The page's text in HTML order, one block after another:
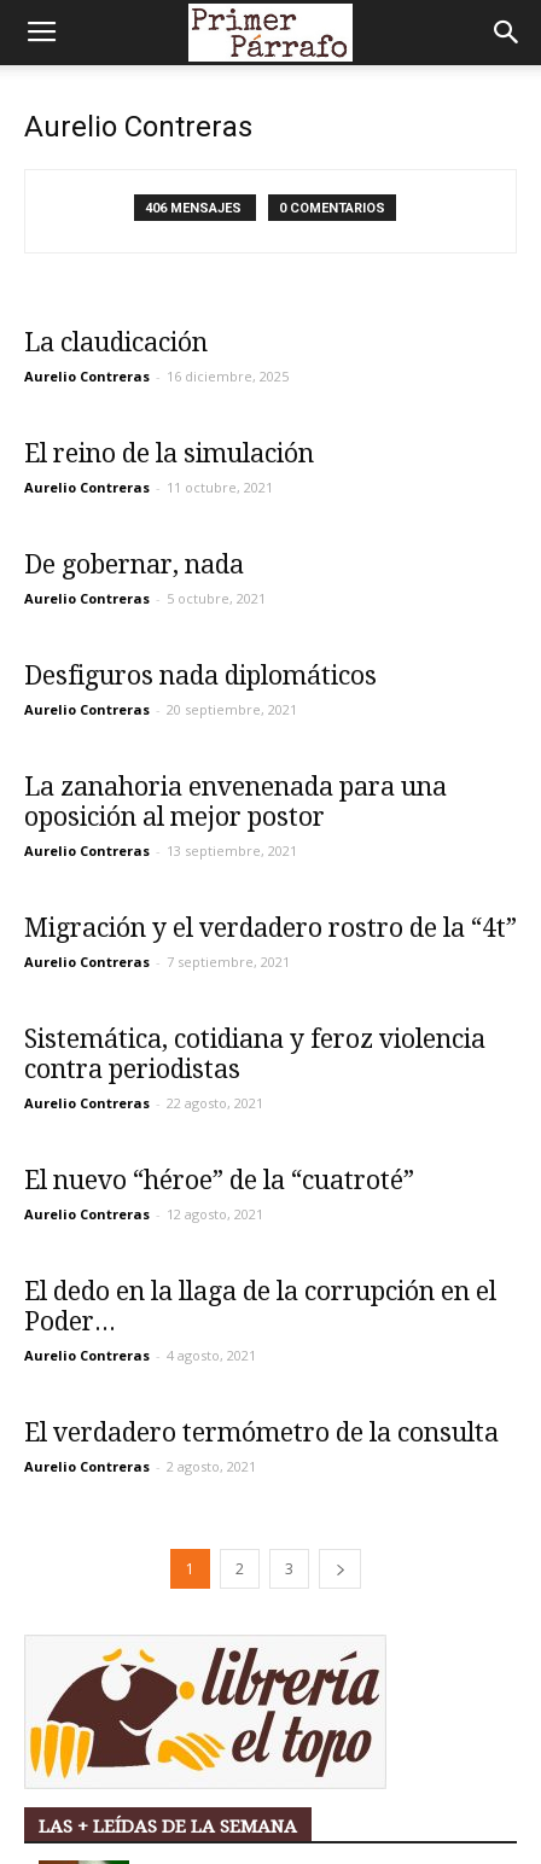
Aurelio Contreras
406 MENSAJES 0 COMENTARIOS
La claudicación
Aurelio Contreras - 16 diciembre, 2025
El reino de la simulación
Aurelio Contreras - 11 octubre, 2021
De gobernar, nada
Aurelio Contreras - 5 octubre, 2021
Desfiguros nada diplomáticos
Aurelio Contreras - 20 septiembre, 2021
La zanahoria envenenada para una
oposición al mejor postor
Aurelio Contreras - 13 septiembre, 2021
Migración y el verdadero rostro de la “4t”
Aurelio Contreras - 7 septiembre, 2021
Sistemática, cotidiana y feroz violencia
contra periodistas
Aurelio Contreras - 22 agosto, 2021
El nuevo “héroe” de la “cuatroté”
Aurelio Contreras - 12 agosto, 2021
El dedo en la llaga de la corrupción en el
Poder...
Aurelio Contreras - 4 agosto, 2021
El verdadero termómetro de la consulta
Aurelio Contreras - 2 agosto, 2021
1 2 3
LAS + LEÍDAS DE LA SEMANA